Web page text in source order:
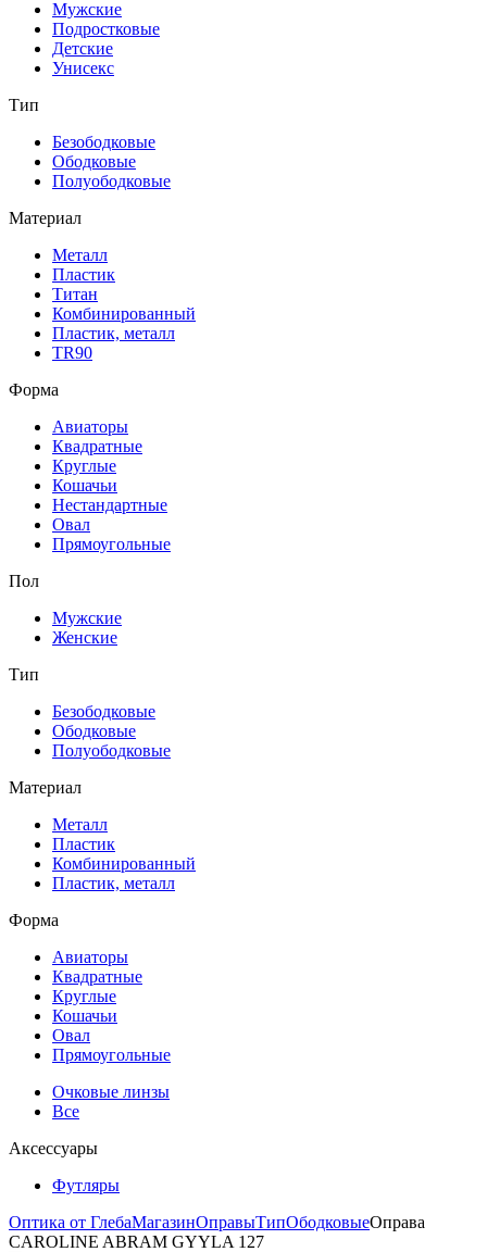
Мужские
Подростковые
Детские
Унисекс
Тип
Безободковые
Ободковые
Полуободковые
Материал
Металл
Пластик
Титан
Комбинированный
Пластик, металл
TR90
Форма
Авиаторы
Квадратные
Круглые
Кошачьи
Нестандартные
Овал
Прямоугольные
Пол
Мужские
Женские
Тип
Безободковые
Ободковые
Полуободковые
Материал
Металл
Пластик
Комбинированный
Пластик, металл
Форма
Авиаторы
Квадратные
Круглые
Кошачьи
Овал
Прямоугольные
Очковые линзы
Все
Аксессуары
Футляры
Оптика от ГлебаМагазинОправыТипОбодковыеОправа
CAROLINE ABRAM GYYLA 127